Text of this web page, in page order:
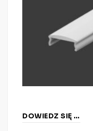
DOWIEDZ SIĘ WIĘCEJ